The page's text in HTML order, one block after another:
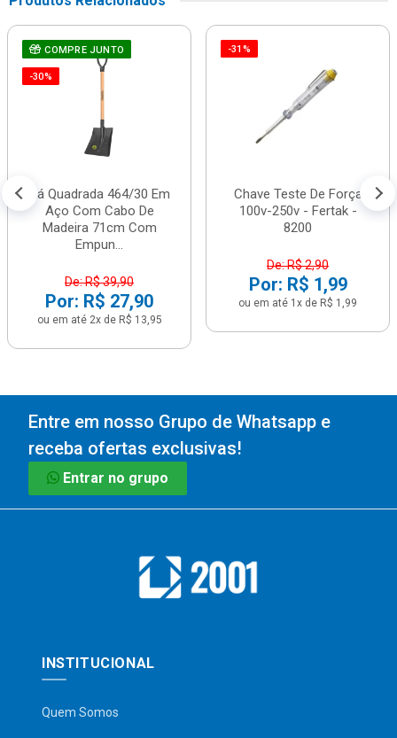
COMPRE JUNTO
-30%
Pá Quadrada 464/30 Em
Aço Com Cabo De
Madeira 71cm Com
Empun...
De: R$ 39,90
Por: R$ 27,90
ou em até 2x de R$ 13,95
-31%
Chave Teste De Força
100v-250v - Fertak -
8200
De: R$ 2,90
Por: R$ 1,99
ou em até 1x de R$ 1,99
Entre em nosso Grupo de Whatsapp e
receba ofertas exclusivas!
Entrar no grupo
INSTITUCIONAL
Quem Somos